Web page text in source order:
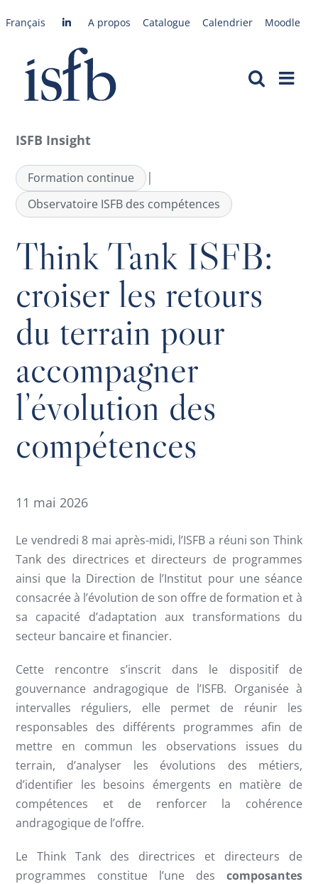
auFrançais A propos Catalogue Calendrier Moodle
ISFB Insight
Formation continue |
Observatoire ISFB des compétences
Think Tank ISFB:
croiser les retours
du terrain pour
accompagner
l’évolution des
compétences
11 mai 2026
Le vendredi 8 mai après-midi, l’ISFB a réuni son Think
Tank des directrices et directeurs de programmes
ainsi que la Direction de l’Institut pour une séance
consacrée à l’évolution de son offre de formation et à
sa capacité d’adaptation aux transformations du
secteur bancaire et financier.
Cette rencontre s’inscrit dans le dispositif de
gouvernance andragogique de l’ISFB. Organisée à
intervalles réguliers, elle permet de réunir les
responsables des différents programmes afin de
mettre en commun les observations issues du
terrain, d’analyser les évolutions des métiers,
d’identifier les besoins émergents en matière de
compétences et de renforcer la cohérence
andragogique de l’offre.
Le Think Tank des directrices et directeurs de
programmes constitue l’une des composantes